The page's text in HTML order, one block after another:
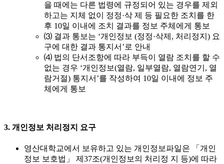
을 때에는 다른 법령에 규정되어 있는 경우를 제외
하고는 지체 없이 정정·삭 제 등 필요한 조치를 한
후 10일 이내에 조치 결과를 정보 주체에게 통보
⑶ 결과 통보는 ‘개인정보 (정정·삭제, 처리정지) 요
구에 대한 결과 통지서’로 안내
⑷ 법의 단서조항에 따라 부득이 열람 조치를 할 수
없는 경우 ‘개인정보(열람, 일부열람, 열람연기, 열
람거절) 통지서’를 작성하여 10일 이내에 정보 주
체에게 통보
3. 개인정보 처리정지 요구
영산대학교에서 보유하고 있는 개인정보파일은 「개인
정보 보호법」 제37조(개인정보의 처리정 지 등)에 따라